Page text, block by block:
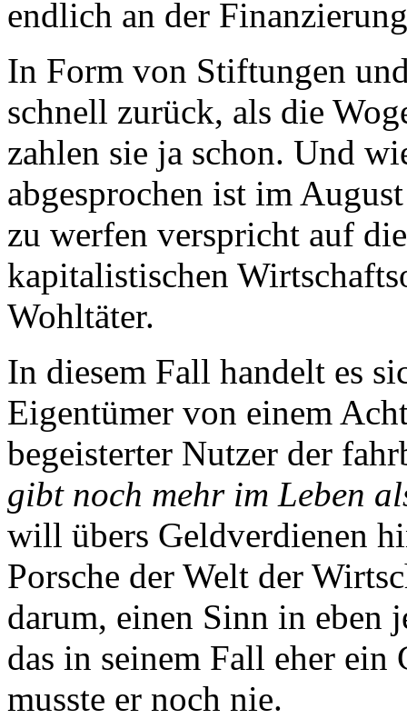
endlich an der
In Form von Stiftungen
schnell zurück, als die
zahlen sie ja schon. Und
abgesprochen ist im
zu werfen verspricht auf
kapitalistischen
Wohltäter.
In diesem Fall handelt es
Eigentümer von einem
begeisterter Nutzer der
gibt noch mehr im Leben
will übers Geldverdienen
Porsche der Welt der
darum, einen Sinn in eben
das in seinem Fall eher
musste er noch nie.